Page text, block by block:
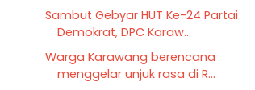
Sambut Gebyar HUT Ke-24 Partai
Demokrat, DPC Karaw...
Warga Karawang berencana
menggelar unjuk rasa di R...